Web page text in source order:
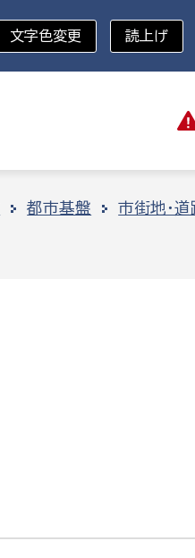
分野を選択
文字色変更 読上げ
都市基盤 市街地・道